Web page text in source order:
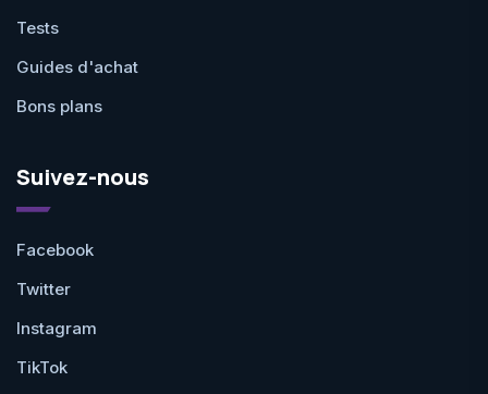
Tests
Guides d'achat
Bons plans
Suivez-nous
Facebook
Twitter
Instagram
TikTok